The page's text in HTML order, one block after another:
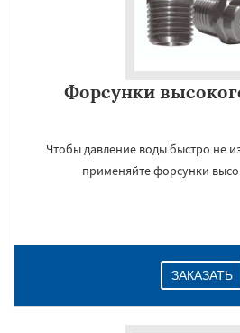
Форсунки
Чтобы давление воды быстро не
применяйте форсунки
ЗАКАЗАТЬ